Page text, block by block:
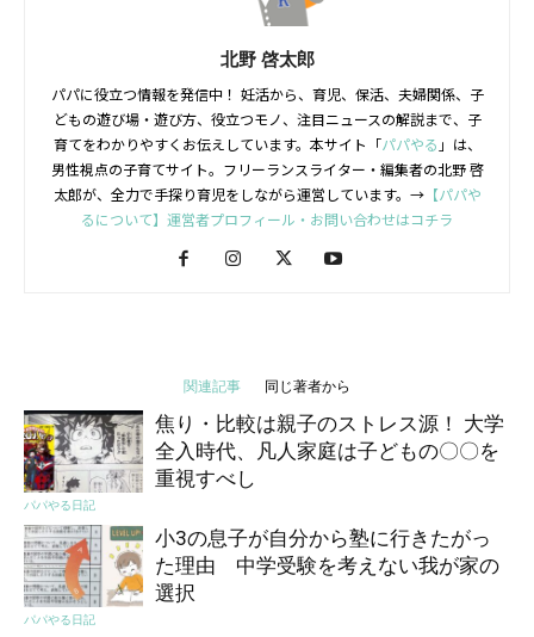
北野 啓太郎
パパに役立つ情報を発信中！ 妊活から、育児、保活、夫婦関係、子
どもの遊び場・遊び方、役立つモノ、注目ニュースの解説まで、子
育てをわかりやすくお伝えしています。本サイト「パパやる 」は、
男性視点の子育てサイト。フリーランスライター・編集者の北野 啓
太郎が、全力で手探り育児をしながら運営しています。→【パパや
るについて】運営者プロフィール・お問い合わせはコチラ
関連記事 同じ著者から
パパやる日記
焦り・比較は親子のストレス源！ 大学
全入時代、凡人家庭は子どもの〇〇を
重視すべし
パパやる日記
小3の息子が自分から塾に行きたがっ
た理由 中学受験を考えない我が家の
選択